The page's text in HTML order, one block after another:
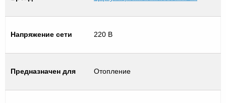
Напряжение сети 220 В
Предназначен для Отопление